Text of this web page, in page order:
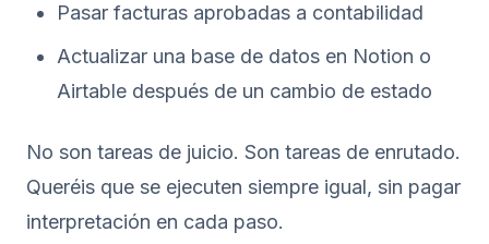
Pasar facturas aprobadas a contabilidad
Actualizar una base de datos en Notion o
Airtable después de un cambio de estado
No son tareas de juicio. Son tareas de enrutado.
Queréis que se ejecuten siempre igual, sin pagar
interpretación en cada paso.